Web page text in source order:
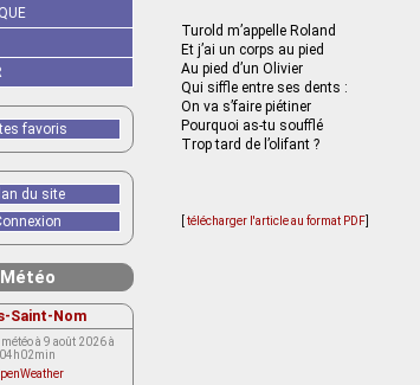
Turold m’appelle Roland
Et j’ai un corps au pied
Au pied d’un Olivier
Qui siffle entre ses dents :
On va s’faire piétiner
Pourquoi as-tu soufflé
Trop tard de l’olifant ?
télécharger l'article au format PDF
favoris
du site
Météo
Saint-Nom
à 9 août 2026 à
04h02min